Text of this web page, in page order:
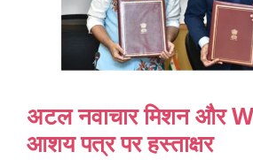
अटल नवाचार मिशन और
आशय पत्र पर हस्ताक्षर